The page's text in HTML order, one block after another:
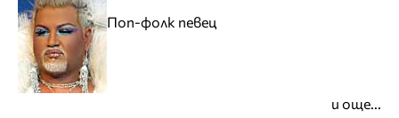
Поп-фолк певец
и още...